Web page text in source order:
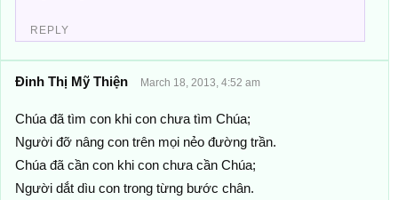
REPLY
Đinh Thị Mỹ Thiện March 18, 2013, 4:52 am
Chúa đã tìm con khi con chưa tìm Chúa;
Người đỡ nâng con trên mọi nẻo đường trần.
Chúa đã cần con khi con chưa cần Chúa;
Người dắt dìu con trong từng bước chân.